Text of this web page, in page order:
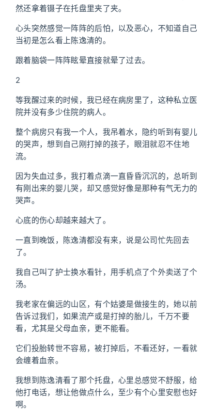
然还拿着镊子在托盘里夹了夹。
心头突然感觉一阵阵的后怕，以及恶心，不知道自己
当初是怎么看上陈逸清的。
跟着脑袋一阵阵眩晕直接就晕了过去。
2
等我醒过来的时候，我已经在病房里了，这种私立医
院并没有多少住院的病人。
整个病房只有我一个人，我吊着水，隐约听到有婴儿
的哭声，想到自己刚打掉的孩子，眼泪就忍不住地
流。
因为失血过多，我打着点滴一直昏昏沉沉的，总听到
有刚出来的婴儿哭，却又感觉好像是那种有气无力的
哭声。
心底的伤心却越来越大了。
一直到晚饭，陈逸清都没有来，说是公司忙先回去
了。
我自己叫了护士换水看针，用手机点了个外卖送了个
汤。
我老家在偏远的山区，有个姑婆是做接生的，她以前
告诉过我们，如果流产或是打掉的胎儿，千万不要
看，尤其是父母血亲，更不能看。
它们投胎转世不容易，被打掉后，不看还好，一看就
会缠着血亲。
我想到陈逸清看了那个托盘，心里总感觉不舒服，给
他打电话，想让他做点什么，至少有个心里安慰也好
啊。